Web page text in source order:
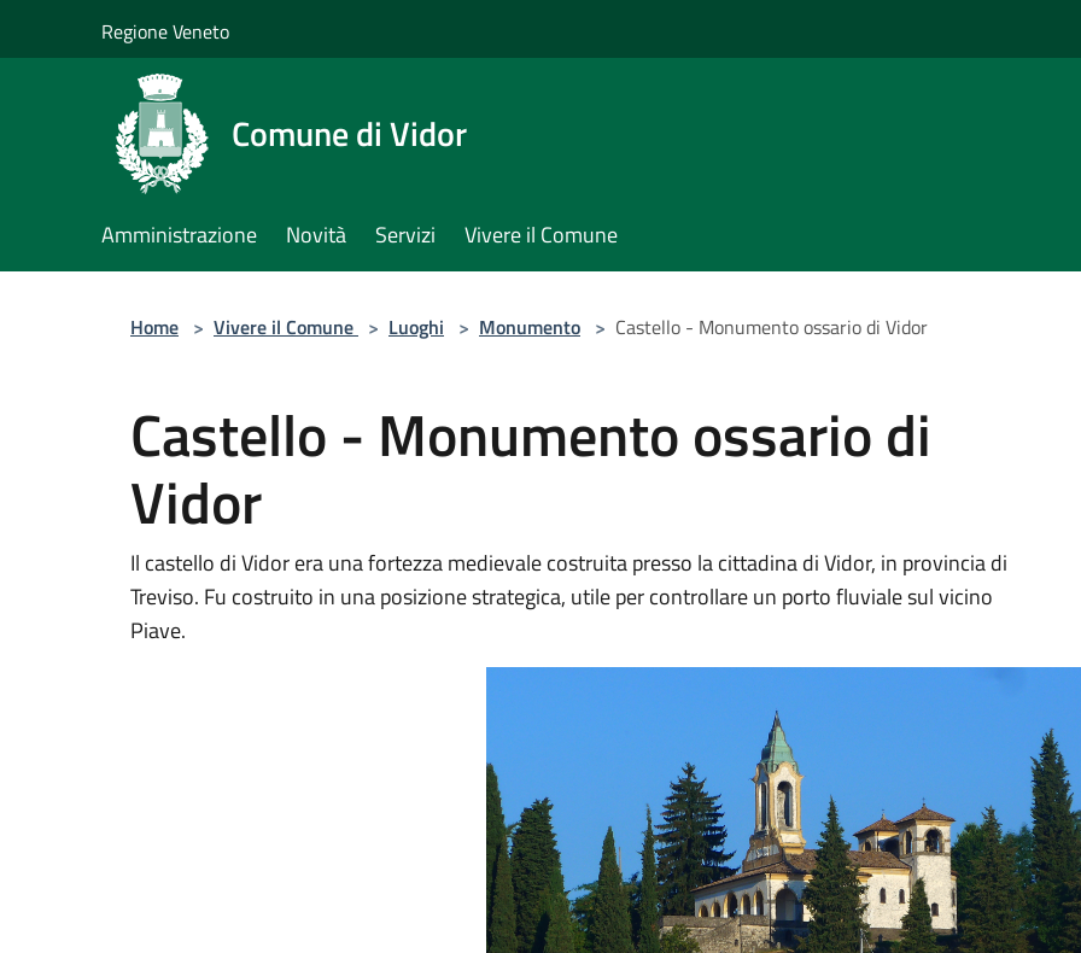
Regione Veneto
Comune di Vidor
Amministrazione Novità Servizi Vivere il Comune
Home > Vivere il Comune > Luoghi > Monumento > Castello - Monumento ossario di Vidor
Castello - Monumento ossario di
Vidor
Il castello di Vidor era una fortezza medievale costruita presso la cittadina di Vidor, in provincia di
Treviso. Fu costruito in una posizione strategica, utile per controllare un porto fluviale sul vicino
Piave.